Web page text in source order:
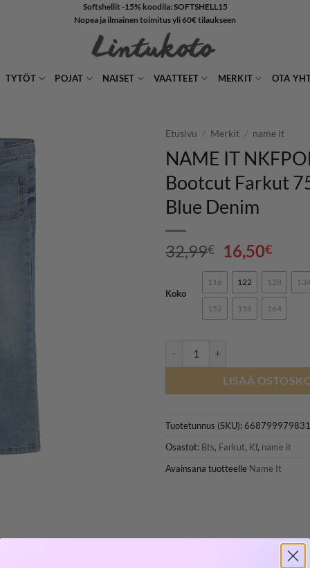
Softshellit -15% koodila: SOFTSHELL15
Nopea ja ilmainen toimitus yli 60€ tilaukseen
TYTÖT POJAT NAISET VAATTEET MERKIT OTA
Etusivu / Merkit / name it
NAME IT
Bootcut Farkut
Blue Denim
32,99€
hinta
oli:
32,99€.
16,50€
on:
Koko
116 122 128 134
152 158 164
LISÄÄ
Tuotetunnus (SKU):668799979831
Osastot: Bts, Farkut, Kf, name it
Avainsana tuotteelle Name It